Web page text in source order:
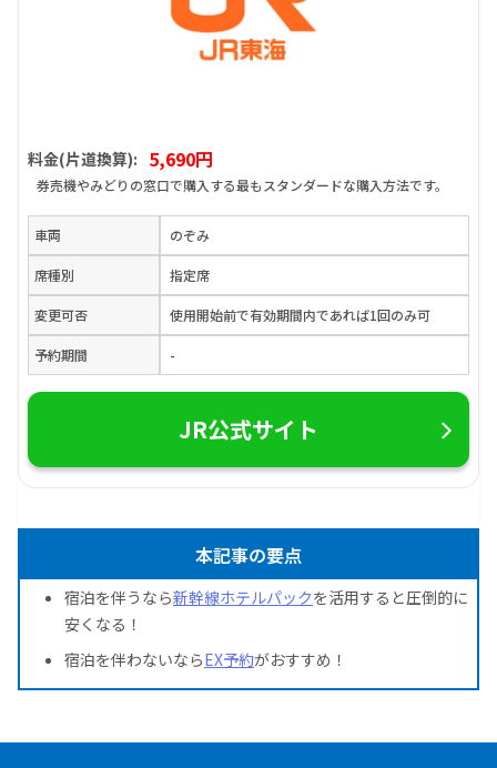
料金(片道換算): 5,690円
券売機やみどりの窓口で購入する最もスタンダードな購入方法です。
車両 のぞみ
席種別 指定席
変更可否 使用開始前で有効期間内であれば1回のみ可
予約期間 -
JR公式サイト
本記事の要点
宿泊を伴うなら新幹線ホテルパックを活用すると圧倒的に
安くなる！
宿泊を伴わないならEX予約がおすすめ！